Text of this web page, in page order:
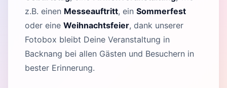
z.B. einen Messeauftritt, ein Sommerfest
oder eine Weihnachtsfeier, dank unserer
Fotobox bleibt Deine Veranstaltung in
Backnang bei allen Gästen und Besuchern in
bester Erinnerung.